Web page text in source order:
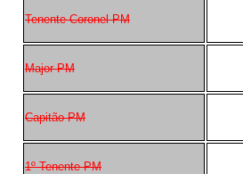
Tenente-Coronel PM
Major PM
Capitão PM
1º Tenente PM